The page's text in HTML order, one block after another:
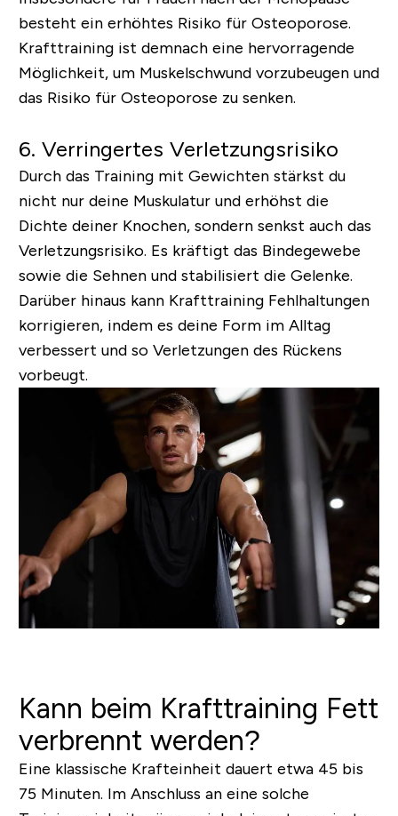
besteht ein erhöhtes Risiko für Osteoporose.
Krafttraining ist demnach eine hervorragende
Möglichkeit, um Muskelschwund vorzubeugen und
das Risiko für Osteoporose zu senken.
6. Verringertes Verletzungsrisiko
Durch das Training mit Gewichten stärkst du
nicht nur deine Muskulatur und erhöhst die
Dichte deiner Knochen, sondern senkst auch das
Verletzungsrisiko. Es kräftigt das Bindegewebe
sowie die Sehnen und stabilisiert die Gelenke.
Darüber hinaus kann Krafttraining Fehlhaltungen
korrigieren, indem es deine Form im Alltag
verbessert und so Verletzungen des Rückens
vorbeugt.
Kann beim Krafttraining Fett
verbrennt werden?
Eine klassische Krafteinheit dauert etwa 45 bis
75 Minuten. Im Anschluss an eine solche